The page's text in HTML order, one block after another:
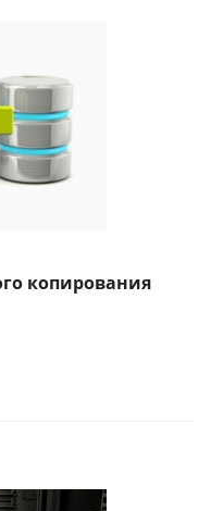
копирования